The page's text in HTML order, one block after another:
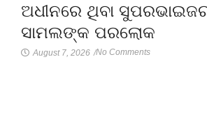
ଅଧୀନରେ ଥିବା
ସାମଲଙ୍କ ପରଲୋକ
August 7, 2026 /No Comments